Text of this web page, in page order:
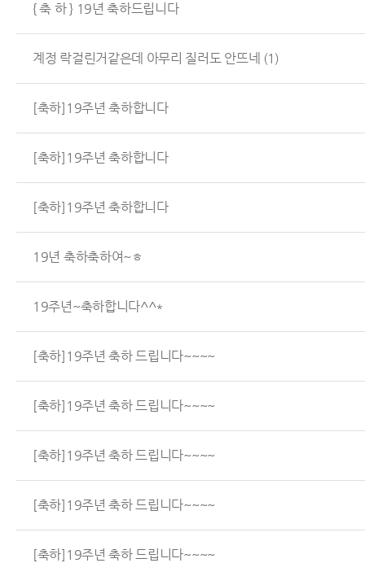
{ 축 하 } 19년 축하드립니다
계정 락걸린거같은데 아무리 질러도 안뜨네 (1)
[축하]19주년 축하합니다
[축하]19주년 축하합니다
[축하]19주년 축하합니다
19년 축하축하여~ㅎ
19주년~축하합니다^^*
[축하]19주년 축하 드립니다~~~~
[축하]19주년 축하 드립니다~~~~
[축하]19주년 축하 드립니다~~~~
[축하]19주년 축하 드립니다~~~~
[축하]19주년 축하 드립니다~~~~